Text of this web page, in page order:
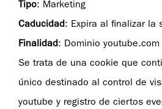
Tipo: Marketing
Caducidad: Expira al finalizar la
Finalidad: Dominio
Se trata de una cookie que
único destinado al control de
youtube y registro de ciertos